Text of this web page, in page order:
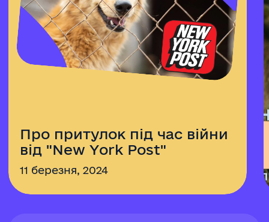
Про притулок під час війни
від "New York Post"
11 березня, 2024